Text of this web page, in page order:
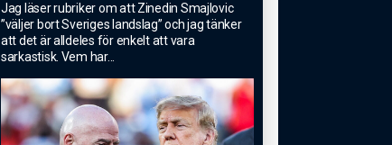
Jag läser rubriker om att Zinedin Smajlovic
”väljer bort Sveriges landslag” och jag tänker
att det är alldeles för enkelt att vara
sarkastisk. Vem har...